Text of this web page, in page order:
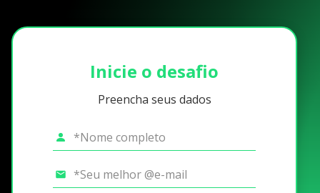
Inicie o desafio
Preencha seus dados